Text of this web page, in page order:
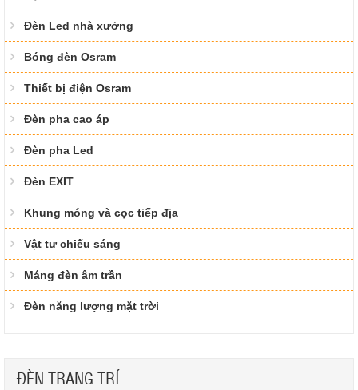
Đèn Led nhà xưởng
Bóng đèn Osram
Thiết bị điện Osram
Đèn pha cao áp
Đèn pha Led
Đèn EXIT
Khung móng và cọc tiếp địa
Vật tư chiếu sáng
Máng đèn âm trần
Đèn năng lượng mặt trời
ĐÈN TRANG TRÍ